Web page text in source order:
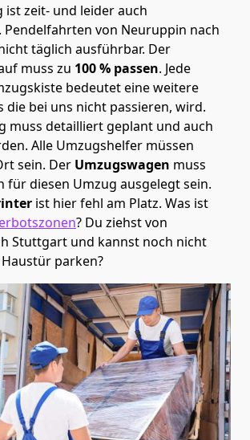
ist zeit- und leider auch
Pendelfahrten von Neuruppin nach
täglich ausführbar. Der
muss zu 100 % passen. Jede
bedeutet eine weitere
die bei uns nicht passieren, wird.
muss detailliert geplant und auch
Alle Umzugshelfer müssen
sein. Der Umzugswagen muss
für diesen Umzug ausgelegt sein.
ist hier fehl am Platz. Was ist
? Du ziehst von
Stuttgart und kannst noch nicht
parken?